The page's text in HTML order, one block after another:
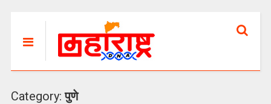
Category:पुणे